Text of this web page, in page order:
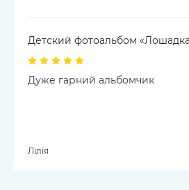
Детский фотоальбом
Дуже гарний альбомчик
Лілія